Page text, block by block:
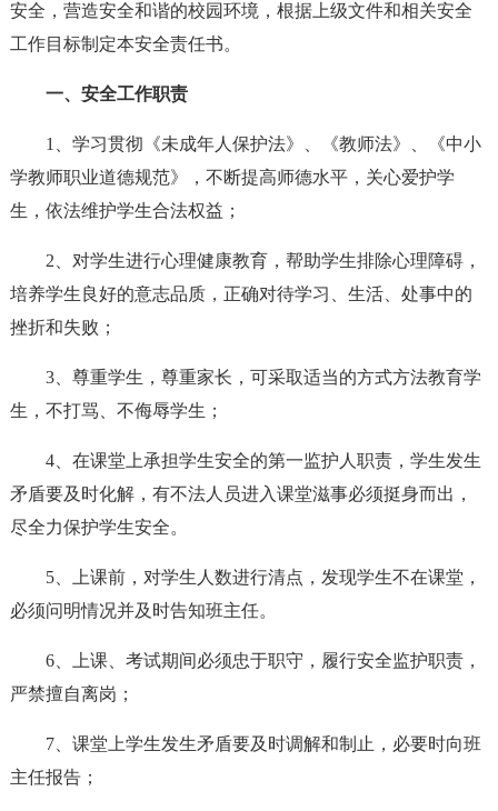
安全，营造安全和谐的校园环境，根据上级文件和相关安全
工作目标制定本安全责任书。
一、安全工作职责
1、学习贯彻《未成年人保护法》、《教师法》、《中小
学教师职业道德规范》，不断提高师德水平，关心爱护学
生，依法维护学生合法权益；
2、对学生进行心理健康教育，帮助学生排除心理障碍，
培养学生良好的意志品质，正确对待学习、生活、处事中的
挫折和失败；
3、尊重学生，尊重家长，可采取适当的方式方法教育学
生，不打骂、不侮辱学生；
4、在课堂上承担学生安全的第一监护人职责，学生发生
矛盾要及时化解，有不法人员进入课堂滋事必须挺身而出，
尽全力保护学生安全。
5、上课前，对学生人数进行清点，发现学生不在课堂，
必须问明情况并及时告知班主任。
6、上课、考试期间必须忠于职守，履行安全监护职责，
严禁擅自离岗；
7、课堂上学生发生矛盾要及时调解和制止，必要时向班
主任报告；